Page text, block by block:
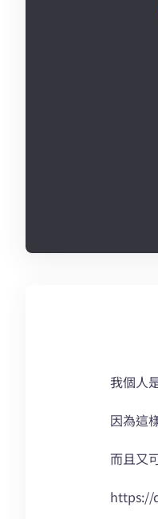
我個人
因為這
而且又
https://